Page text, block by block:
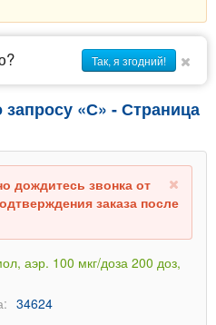
Так, я згодний!
запросу «С» - Страница
дождитесь звонка от
заказа после
аэр. 100 мкг/доза 200 доз,
34624